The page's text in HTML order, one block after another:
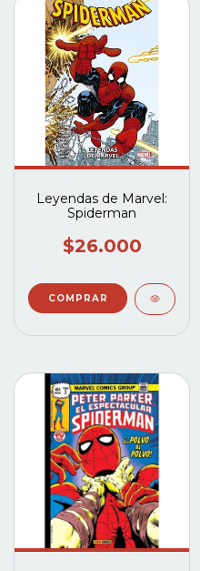
Leyendas de Marvel:
Spiderman
$26.000